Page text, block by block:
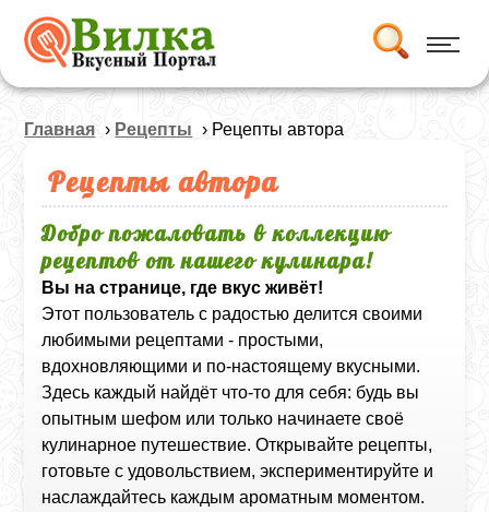
Главная › Рецепты › Рецепты автора
Рецепты автора
Добро пожаловать в коллекцию
рецептов от нашего кулинара!
Вы на странице, где вкус живёт!
Этот пользователь с радостью делится своими
любимыми рецептами - простыми,
вдохновляющими и по-настоящему вкусными.
Здесь каждый найдёт что-то для себя: будь вы
опытным шефом или только начинаете своё
кулинарное путешествие. Открывайте рецепты,
готовьте с удовольствием, экспериментируйте и
наслаждайтесь каждым ароматным моментом.